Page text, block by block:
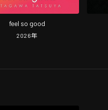
feel so good
2026年